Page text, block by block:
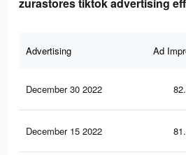
zurastores tiktok advertising
Advertising Ad
December 30 2022
December 15 2022